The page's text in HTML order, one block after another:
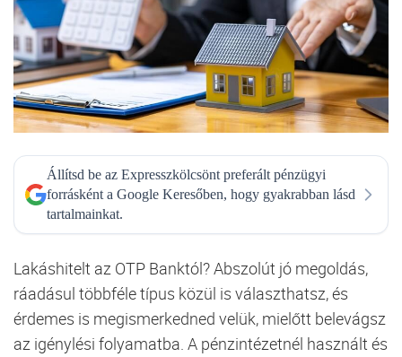
Állítsd be az Expresszkölcsönt preferált pénzügyi
forrásként a Google Keresőben, hogy gyakrabban lásd
tartalmainkat.
Lakáshitelt az OTP Banktól? Abszolút jó megoldás,
ráadásul többféle típus közül is választhatsz, és
érdemes is megismerkedned velük, mielőtt belevágsz
az igénylési folyamatba. A pénzintézetnél használt és